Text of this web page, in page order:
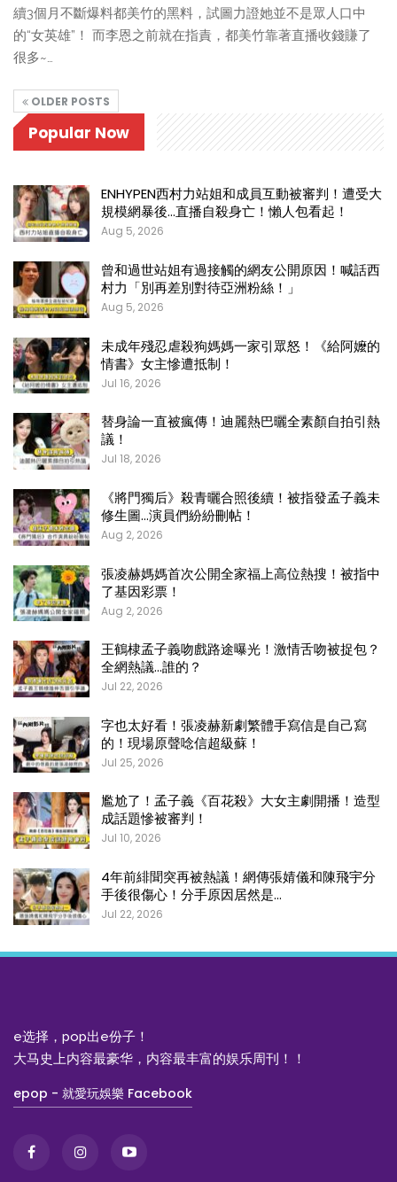
續3個月不斷爆料都美竹的黑料，試圖力證她並不是眾人口中
的“女英雄”！ 而李恩之前就在指責，都美竹靠著直播收錢賺了
很多~…
OLDER POSTS
Popular Now
ENHYPEN西村力站姐和成員互動被審判！遭受大
規模網暴後…直播自殺身亡！懶人包看起！
Aug 5, 2026
曾和過世站姐有過接觸的網友公開原因！喊話西
村力「別再差別對待亞洲粉絲！」
Aug 5, 2026
未成年殘忍虐殺狗媽媽一家引眾怒！《給阿嬤的
情書》女主慘遭抵制！
Jul 16, 2026
替身論一直被瘋傳！迪麗熱巴曬全素顏自拍引熱
議！
Jul 18, 2026
《將門獨后》殺青曬合照後續！被指發孟子義未
修生圖…演員們紛紛刪帖！
Aug 2, 2026
張凌赫媽媽首次公開全家福上高位熱搜！被指中
了基因彩票！
Aug 2, 2026
王鶴棣孟子義吻戲路途曝光！激情舌吻被捉包？
全網熱議…誰的？
Jul 22, 2026
字也太好看！張凌赫新劇繁體手寫信是自己寫
的！現場原聲唸信超級蘇！
Jul 25, 2026
尷尬了！孟子義《百花殺》大女主劇開播！造型
成話題慘被審判！
Jul 10, 2026
4年前緋聞突再被熱議！網傳張婧儀和陳飛宇分
手後很傷心！分手原因居然是…
Jul 22, 2026
e选择，pop出e份子！
大马史上内容最豪华，内容最丰富的娱乐周刊！！
epop - 就愛玩娛樂 Facebook